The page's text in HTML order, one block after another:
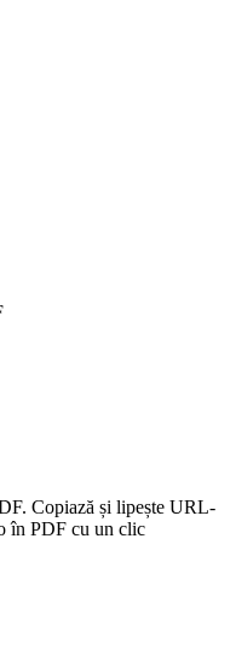
Copiază și lipește URL-
în PDF cu un clic